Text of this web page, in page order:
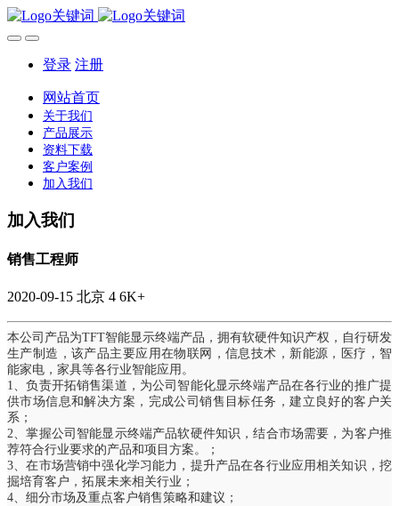
登录 注册
网站首页
关于我们
产品展示
资料下载
客户案例
加入我们
加入我们
销售工程师
2020-09-15 北京 4 6K+
本公司产品为TFT智能显示终端产品，拥有软硬件知识产权，自行研发
生产制造，该产品主要应用在物联网，信息技术，新能源，医疗，智
能家电，家具等各行业智能应用。
1、负责开拓销售渠道，为公司智能化显示终端产品在各行业的推广提
供市场信息和解决方案，完成公司销售目标任务，建立良好的客户关
系；
2、掌握公司智能显示终端产品软硬件知识，结合市场需要，为客户推
荐符合行业要求的产品和项目方案。；
3、在市场营销中强化学习能力，提升产品在各行业应用相关知识，挖
掘培育客户，拓展未来相关行业；
4、细分市场及重点客户销售策略和建议；